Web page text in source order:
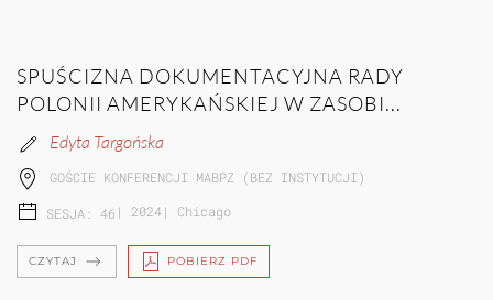
SPUŚCIZNA DOKUMENTACYJNA RADY
POLONII AMERYKAŃSKIEJ W ZASOBI...
Edyta Targońska
GOŚCIE KONFERENCJI MABPZ (BEZ INSTYTUCJI)
SESJA: 46 | 2024| Chicago
CZYTAJ POBIERZ PDF